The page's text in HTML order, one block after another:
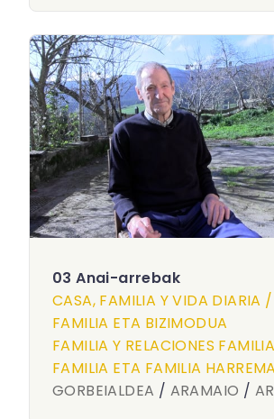
03 Anai-arrebak
CASA, FAMILIA Y VIDA DIARIA
FAMILIA ETA BIZIMODUA
FAMILIA Y RELACIONES
FAMILIA ETA FAMILIA
GORBEIALDEA / ARAMAIO /